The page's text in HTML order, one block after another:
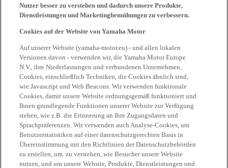
Nutzer besser zu verstehen und dadurch unsere Produkte,
Dienstleistungen und Marketingbemühungen zu verbessern.
Cookies auf der Website von Yamaha Motor
Auf unserer Website (yamaha-motor.eu) - und allen lokalen
Versionen davon - verwenden wir, die Yamaha Motor Europe
N.V., ihre Niederlassungen und verbundenen Unternehmen,
Cookies, einschließlich Techniken, die Cookies ähnlich sind,
wie Javascript und Web Beacons. Wir verwenden funktionale
Cookies, damit unsere Website ordnungsgemäß funktioniert und
Ihnen grundlegende Funktionen unserer Website zur Verfügung
stehen, wie z.B. die Erinnerung an Ihre Zugangsdaten und
Sprachpräferenzen. Wir verwenden auch Analyse-Cookies, um
Benutzerstatistiken auf einer datenschutzgerechten Basis in
Übereinstimmung mit den Richtlinien der Datenschutzbehörden
zu erstellen, um zu verstehen, wie Besucher unsere Website
nutzen, und um unsere Website, Produkte, Dienstleistungen und